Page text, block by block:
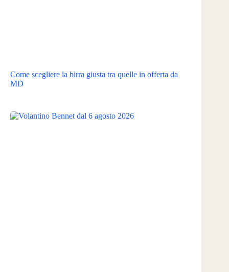
Come scegliere la birra giusta tra quelle in offerta da
MD